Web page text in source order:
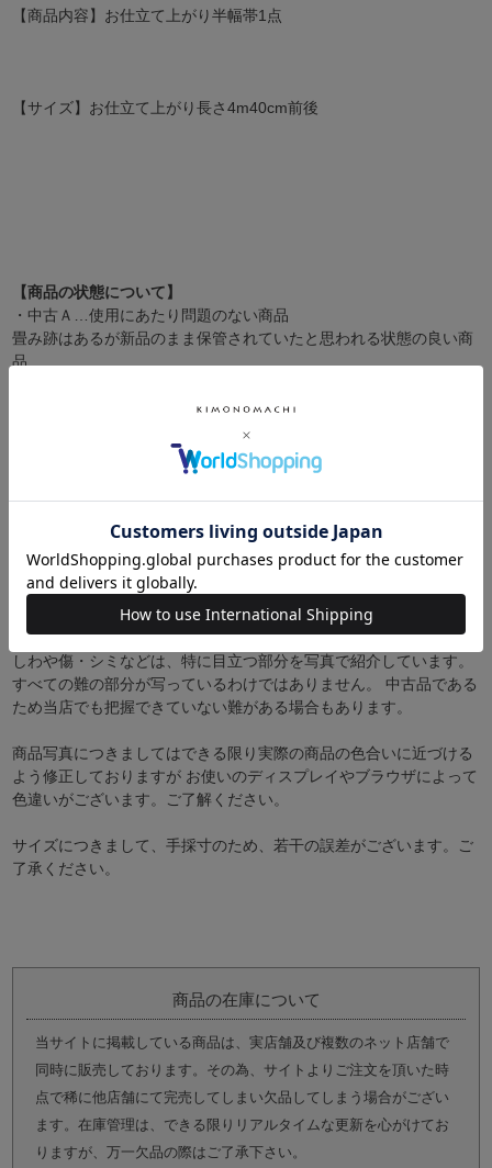
【商品内容】お仕立て上がり半幅帯1点
【サイズ】お仕立て上がり長さ4m40cm前後
【商品の状態について】
・中古Ａ…使用にあたり問題のない商品
畳み跡はあるが新品のまま保管されていたと思われる状態の良い商
品
・中古C…目につくシワ・傷・汚れのある商品
目につく傷などがあり、着用に際しては注意が必要な商品
・中古D…通常の着用には向かない商品
中古品の場合、ほとんどの商品で正確な素材や産地は確認できませ
ん。
わかる限りの情報は記載させていただきますが、それ以上の詳細は
不明であることを予めご了承ください。
しわや傷・シミなどは、特に目立つ部分を写真で紹介しています。
すべての難の部分が写っているわけではありません。 中古品である
ため当店でも把握できていない難がある場合もあります。
商品写真につきましてはできる限り実際の商品の色合いに近づける
よう修正しておりますが お使いのディスプレイやブラウザによって
色違いがございます。ご了解ください。
サイズにつきまして、手採寸のため、若干の誤差がございます。ご
了承ください。
商品の在庫について
当サイトに掲載している商品は、実店舗及び複数のネット店舗で
同時に販売しております。その為、サイトよりご注文を頂いた時
点で稀に他店舗にて完売してしまい欠品してしまう場合がござい
ます。在庫管理は、できる限りリアルタイムな更新を心がけてお
りますが、万一欠品の際はご了承下さい。